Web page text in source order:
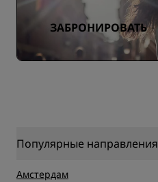
ЗАБРОНИРОВАТЬ
Популярные направления
Амстердам